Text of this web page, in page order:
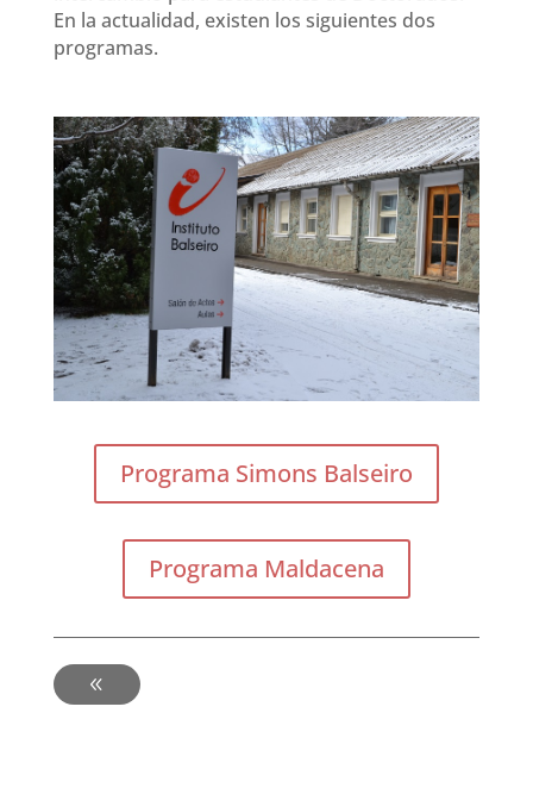
En la actualidad, existen los siguientes dos
programas.
Programa Simons Balseiro
Programa Maldacena